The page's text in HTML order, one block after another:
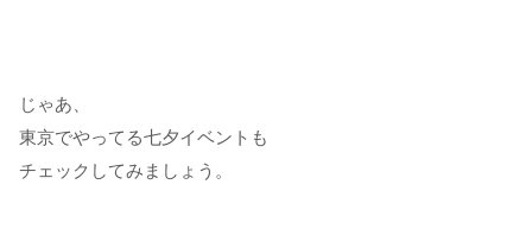
じゃあ、
東京でやってる七夕イベントも
チェックしてみましょう。